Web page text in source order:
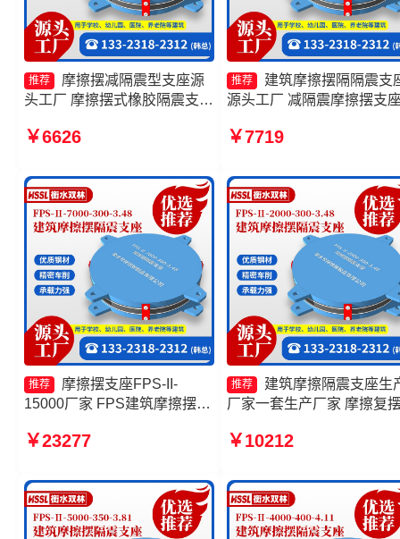
推荐
摩擦摆减隔震型支座源
头工厂 摩擦摆式橡胶隔震支座
摩擦摆隔振支座厂家
￥6626
推荐
建筑摩擦摆隔隔震支
源头工厂 减隔震摩擦摆支
座源头工厂 摩擦摆式减震
￥7719
推荐
摩擦摆支座FPS-II-
15000厂家 FPS建筑摩擦摆支
2000-350-3.81源头工厂 摩擦
4.11生产厂家
￥23277
推荐
建筑摩擦隔震支座生
厂家一套生产厂家 摩擦复
球型支座 摩擦摆隔震支座
￥10212